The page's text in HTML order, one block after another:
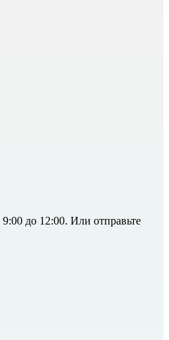
до 12:00. Или отправьте